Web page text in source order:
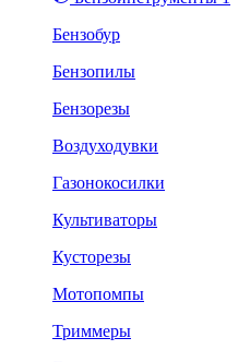
Бензобур
Бензопилы
Бензорезы
Воздуходувки
Газонокосилки
Культиваторы
Кусторезы
Мотопомпы
Триммеры